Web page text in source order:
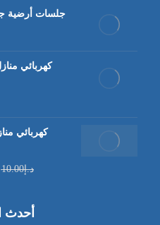
جلسات أرضية جاهزة
د.إ10.00
أحدث